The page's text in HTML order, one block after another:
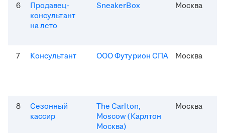
6
Продавец-
консультант
на лето
SneakerBox Москва
7 Консультант ООО Футурион СПА Москва
8
Сезонный
кассир
The Carlton,
Moscow (Карлтон
Москва)
Москва